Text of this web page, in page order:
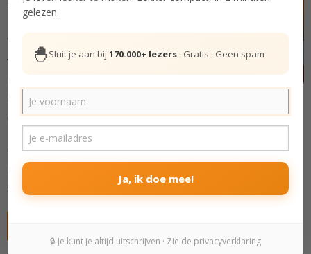
te vinden in jezelf
Wil je je vaker gelukkig
voelen met minder
bespreken we
om geluk te vinden in jezelf.
Gebruik deze Bundel om geluk te cultiveren in een
moeilijke periode, of om je bestaande geluksgevoel
sterker te funderen.
gelezen.
🐣 Sluit je aan bij 170.000+ lezers · Gratis · Geen spam
Ja, ik doe mee!
🔒 Je kunt je altijd uitschrijven · Zie de privacyverklaring